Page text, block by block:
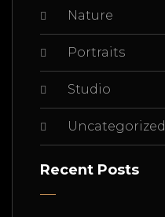
Nature
Portraits
Studio
Uncategorized
Recent Posts